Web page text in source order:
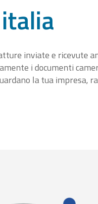
inviate e ricevute
i documenti
la tua impresa,